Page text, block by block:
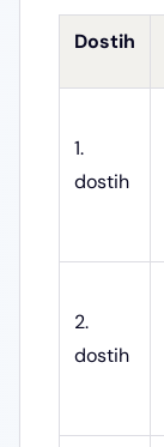
Dostih
1.
dostih
2.
dostih